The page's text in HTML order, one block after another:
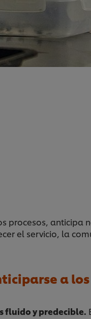
anticipa
el servicio, la
a
fluido y predecible.